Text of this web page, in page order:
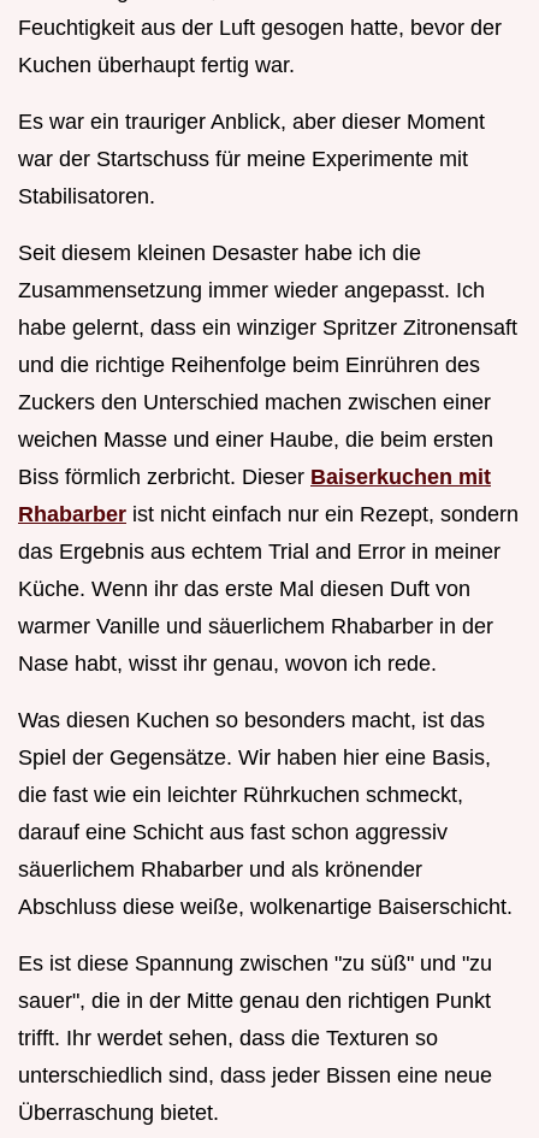
Feuchtigkeit aus der Luft gesogen hatte, bevor der
Kuchen überhaupt fertig war.
Es war ein trauriger Anblick, aber dieser Moment
war der Startschuss für meine Experimente mit
Stabilisatoren.
Seit diesem kleinen Desaster habe ich die
Zusammensetzung immer wieder angepasst. Ich
habe gelernt, dass ein winziger Spritzer Zitronensaft
und die richtige Reihenfolge beim Einrühren des
Zuckers den Unterschied machen zwischen einer
weichen Masse und einer Haube, die beim ersten
Biss förmlich zerbricht. Dieser Baiserkuchen mit
Rhabarber ist nicht einfach nur ein Rezept, sondern
das Ergebnis aus echtem Trial and Error in meiner
Küche. Wenn ihr das erste Mal diesen Duft von
warmer Vanille und säuerlichem Rhabarber in der
Nase habt, wisst ihr genau, wovon ich rede.
Was diesen Kuchen so besonders macht, ist das
Spiel der Gegensätze. Wir haben hier eine Basis,
die fast wie ein leichter Rührkuchen schmeckt,
darauf eine Schicht aus fast schon aggressiv
säuerlichem Rhabarber und als krönender
Abschluss diese weiße, wolkenartige Baiserschicht.
Es ist diese Spannung zwischen "zu süß" und "zu
sauer", die in der Mitte genau den richtigen Punkt
trifft. Ihr werdet sehen, dass die Texturen so
unterschiedlich sind, dass jeder Bissen eine neue
Überraschung bietet.